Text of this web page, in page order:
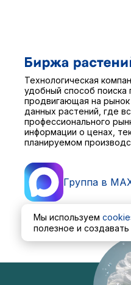
Технологическая
удобный способ поиска
продвигающая на
данных растений, где
профессионального
информации о ценах,
планируемом
Группа в
Пользовательское
Мы используем
полезное и